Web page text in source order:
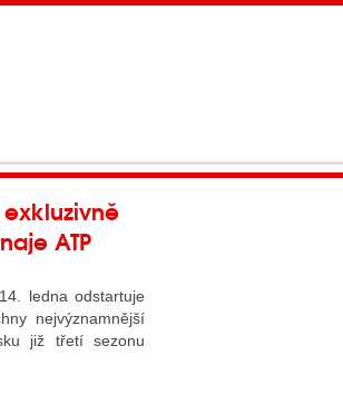
ATP
ledna odstartuje
nejvýznamnější
již třetí sezonu